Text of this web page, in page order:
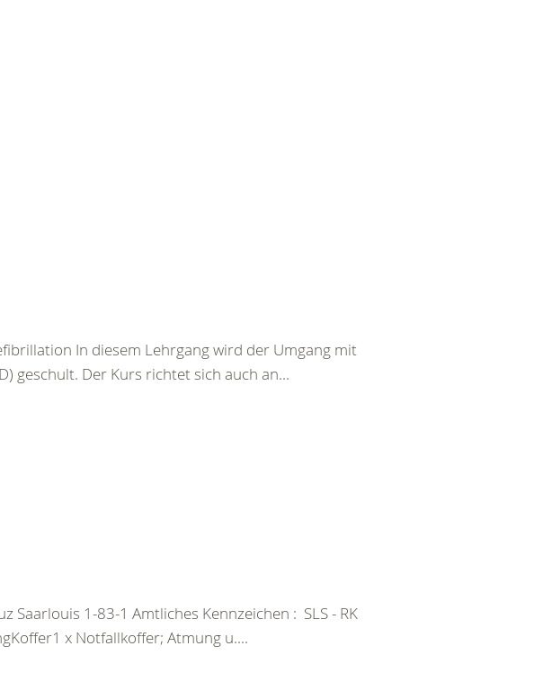
In diesem Lehrgang wird der Umgang mit
geschult. Der Kurs richtet sich auch an...
Saarlouis 1-83-1 Amtliches Kennzeichen : SLS - RK
x Notfallkoffer; Atmung u....